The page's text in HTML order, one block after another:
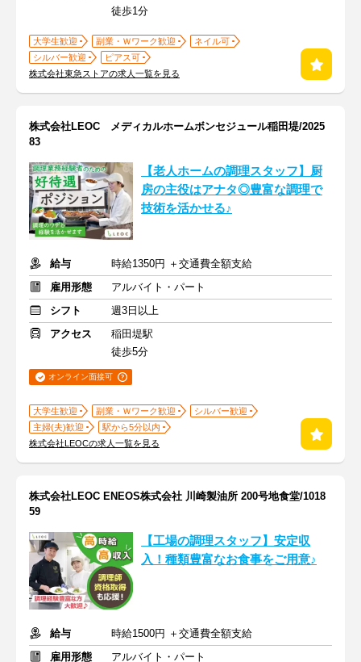
徒歩1分
大学生歓迎 副業・Ｗワーク歓迎
ネイル可
シルバー歓迎
ピアス可
株式会社東急ストアの求人一覧を見る
株式会社LEOC メディカルホームボンセジュール稲田堤/2025
83
【老人ホームの調理スタッフ】厨
房の主役はアナタ◎豊富な調理で
技術を活かせる♪
給与
時給1350円 ＋交通費全額支給
雇用形態
アルバイト・パート
シフト
週3日以上
アクセス
稲田堤駅
徒歩5分
オンライン面接可
大学生歓迎 副業・Ｗワーク歓迎
シルバー歓迎
主婦(夫)歓迎
駅から5分以内
株式会社LEOCの求人一覧を見る
株式会社LEOC ENEOS株式会社 川崎製油所 200号地食堂/1018
59
【工場の調理スタッフ】安定収
入！種類豊富なお食事をご用意♪
給与
時給1500円 ＋交通費全額支給
雇用形態
アルバイト・パート